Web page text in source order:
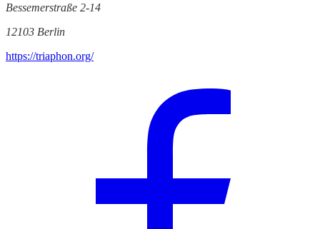
Bessemerstraße 2-14
12103 Berlin
https://triaphon.org/